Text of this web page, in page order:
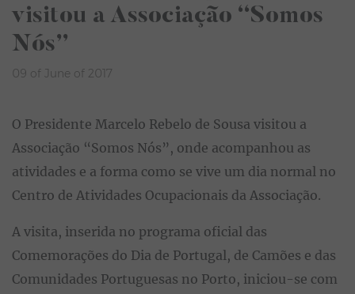
visitou a Associação “Somos
Nós”
09 of June of 2017
O Presidente Marcelo Rebelo de Sousa visitou a
Associação “Somos Nós”, onde acompanhou as
atividades e a forma como se vive um dia normal no
Centro de Atividades Ocupacionais da Associação.
A visita, inserida no programa oficial das
Comemorações do Dia de Portugal, de Camões e das
Comunidades Portuguesas no Porto, iniciou-se com